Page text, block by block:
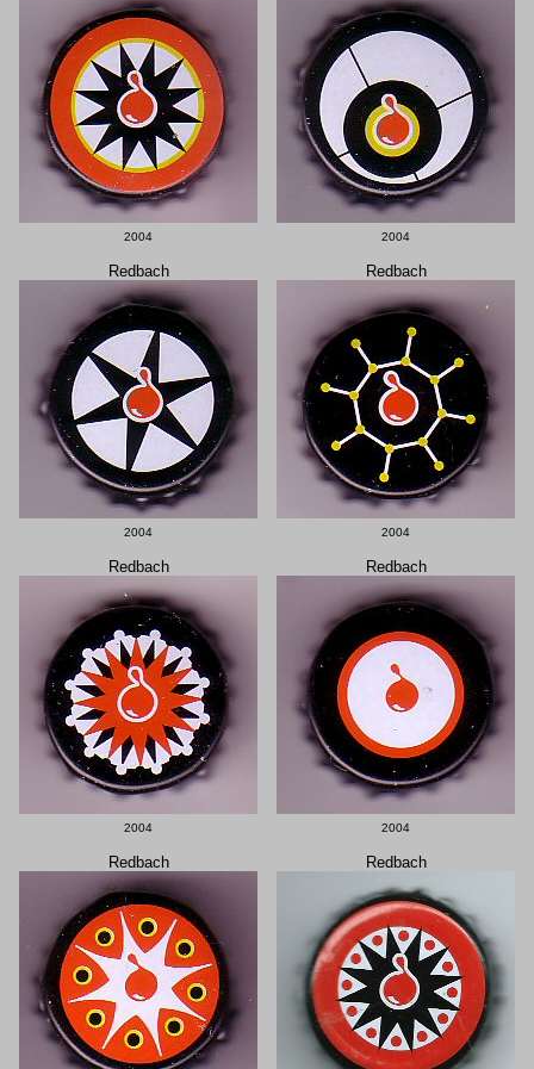
2004 2004
Redbach
2004
Redbach
2004
Redbach
2004
Redbach
2004
Redbach Redbach